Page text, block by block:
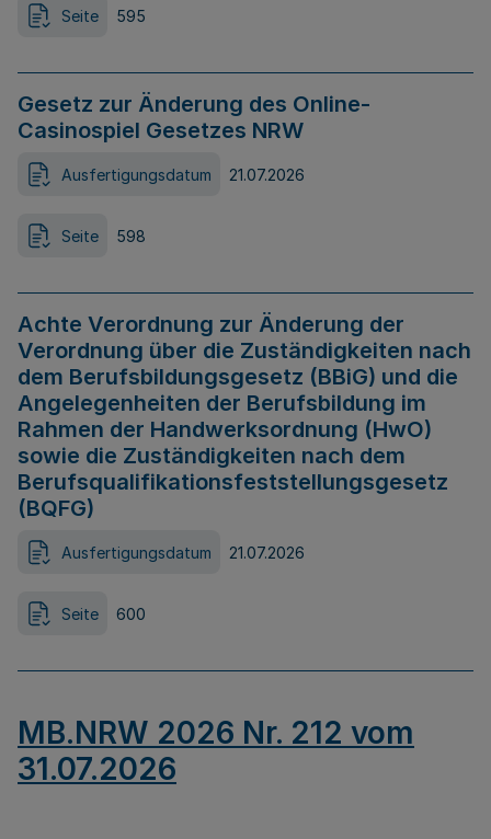
Seite 595
Gesetz zur Änderung des Online-
Casinospiel Gesetzes NRW
Ausfertigungsdatum 21.07.2026
Seite 598
Achte Verordnung zur Änderung der
Verordnung über die Zuständigkeiten nach
dem Berufsbildungsgesetz (BBiG) und die
Angelegenheiten der Berufsbildung im
Rahmen der Handwerksordnung (HwO)
sowie die Zuständigkeiten nach dem
Berufsqualifikationsfeststellungsgesetz
(BQFG)
Ausfertigungsdatum 21.07.2026
Seite 600
MB.NRW 2026 Nr. 212 vom
31.07.2026